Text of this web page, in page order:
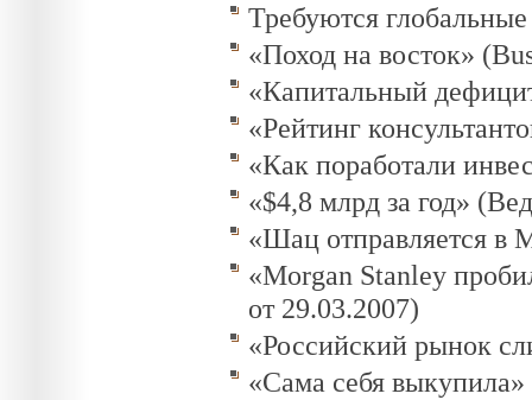
Требуются
«Поход на восток»
«Капитальный
«Рейтинг
«Как поработали
«$4,8 млрд за год»
«Шац отправляется в
«Morgan Stanley
от 29.03.2007)
«Российский рынок
«Сама себя